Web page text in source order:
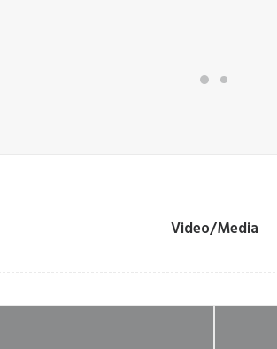
Video/Media